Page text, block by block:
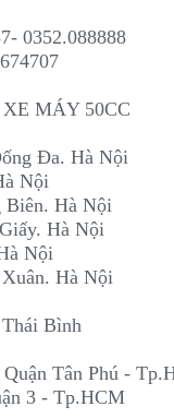
0352.088888
MÁY 50CC
Đa. Hà Nội
Nội
Biên. Hà Nội
Hà Nội
Nội
Hà Nội
Bình
Tân Phú -
3 - Tp.HCM